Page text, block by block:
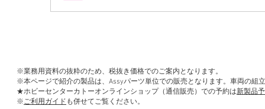
※業務用資料の抜粋のため、税抜き価格でのご案内となります。
※本ページで紹介の製品は、Assyパーツ単位での販売となります。車両の組
★ホビーセンターカトーオンラインショップ（通信販売）での予約は新製品
※ご利用ガイド も併せてご覧ください。